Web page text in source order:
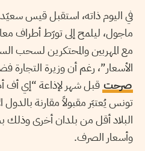
في اليوم ذاته، استقبل قيس سعيّد
ماجول، ليلمح إلى تورّط أطراف
مع المهربين والمحتكرين لسحب
الأسعار”، رغم أن وزيرة التجارة
صرحت قبل شهر لإذاعة “إي أف
تونس يُعتبَر مقبولاً مقارنة
البلاد أقل من بلدان أخرى
وأسعار الصرف.